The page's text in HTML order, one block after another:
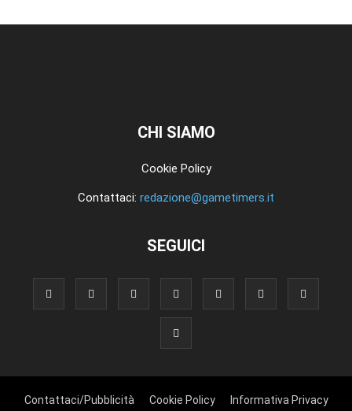
CHI SIAMO
Cookie Policy
Contattaci: redazione@gametimers.it
SEGUICI
Contattaci/Pubblicità Cookie Policy Informativa Privacy